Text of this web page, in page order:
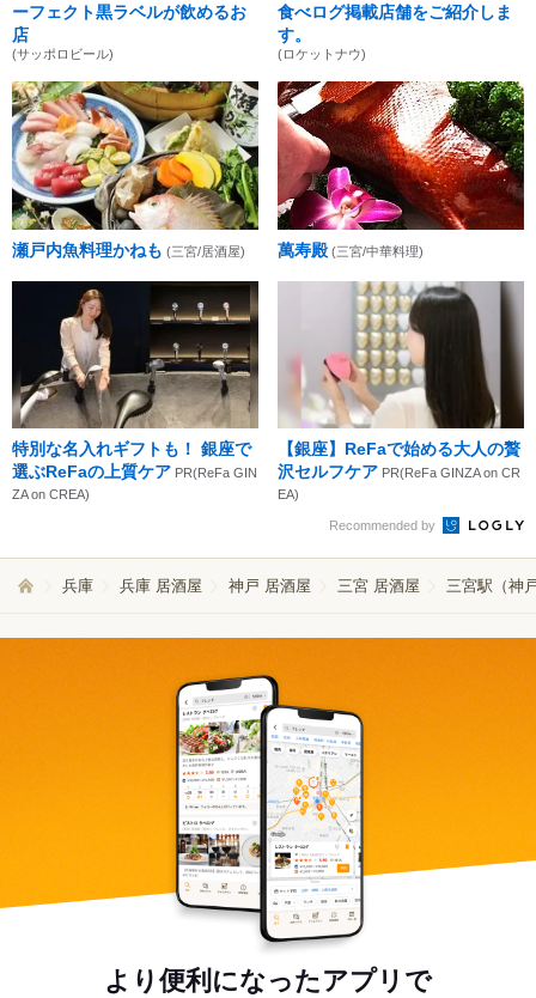
ーフェクト黒ラベルが飲めるお
店
(サッポロビール)
食べログ掲載店舗をご紹介しま
す。
(ロケットナウ)
瀬戸内魚料理かねも (三宮/居酒屋) 萬寿殿 (三宮/中華料理)
特別な名入れギフトも！ 銀座で
選ぶReFaの上質ケア PR(ReFa GIN
ZA on CREA)
【銀座】ReFaで始める大人の贅
沢セルフケア PR(ReFa GINZA on CR
EA)
Recommended by
兵庫 兵庫 居酒屋 神戸 居酒屋 三宮 居酒屋 三宮駅（神
より便利になったアプリで